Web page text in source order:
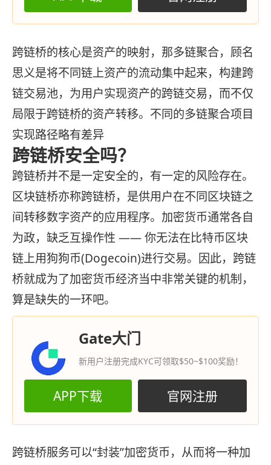
跨链桥的核心是资产的映射，那多链聚合，顾名
思义是将不同链上资产的流动集中起来，构建跨
链交易池，为用户实现资产的跨链交易，而不仅
局限于跨链桥的资产转移。不同的多链聚合项目
实现路径略有差异
跨链桥安全吗？
跨链桥并不是一定安全的，有一定的风险存在。
区块链桥亦称跨链桥，是供用户在不同区块链之
间转移数字资产的应用程序。加密货币通常各自
为政，缺乏互操作性 —— 你无法在比特币区块
链上用狗狗币(Dogecoin)进行交易。因此，跨链
桥就成为了加密货币经济当中非常关键的机制，
算是缺失的一环吧。
Gate大门
新用户注册完成KYC可领取$50~$100奖励！
APP下载 官网注册
跨链桥服务可以“封装”加密货币，从而将一种加